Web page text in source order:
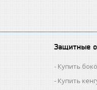
Защитные
Купить
Купить